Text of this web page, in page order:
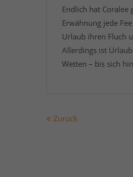
Endlich hat
Erwähnung jede
Urlaub ihren Fluch
Allerdings ist
Wetten – bis sich
Zurück